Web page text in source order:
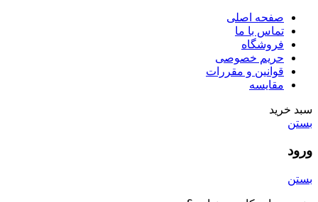
صفحه اصلی
تماس با ما
فروشگاه
حریم خصوصی
قوانین و مقررات
مقایسه
سبد خرید
بستن
ورود
بستن